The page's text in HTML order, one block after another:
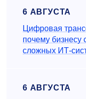
6 АВГУСТА
Цифровая
почему бизнесу
сложных ИТ-
6 АВГУСТА